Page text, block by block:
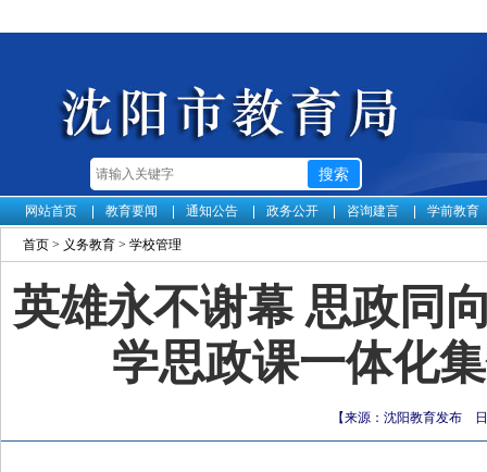
网站首页 教育要闻 通知公告 政务公开 咨询建言 学前教育
首页 > 义务教育 > 学校管理
英雄永不谢幕 思政同
学思政课一体化
【来源：沈阳教育发布